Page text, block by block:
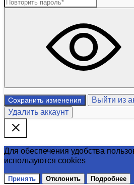
Сохранить изменения
Выйти из
Удалить аккаунт
Для обеспечения удобства
используются cookies
Принять Отклонить Подробнее